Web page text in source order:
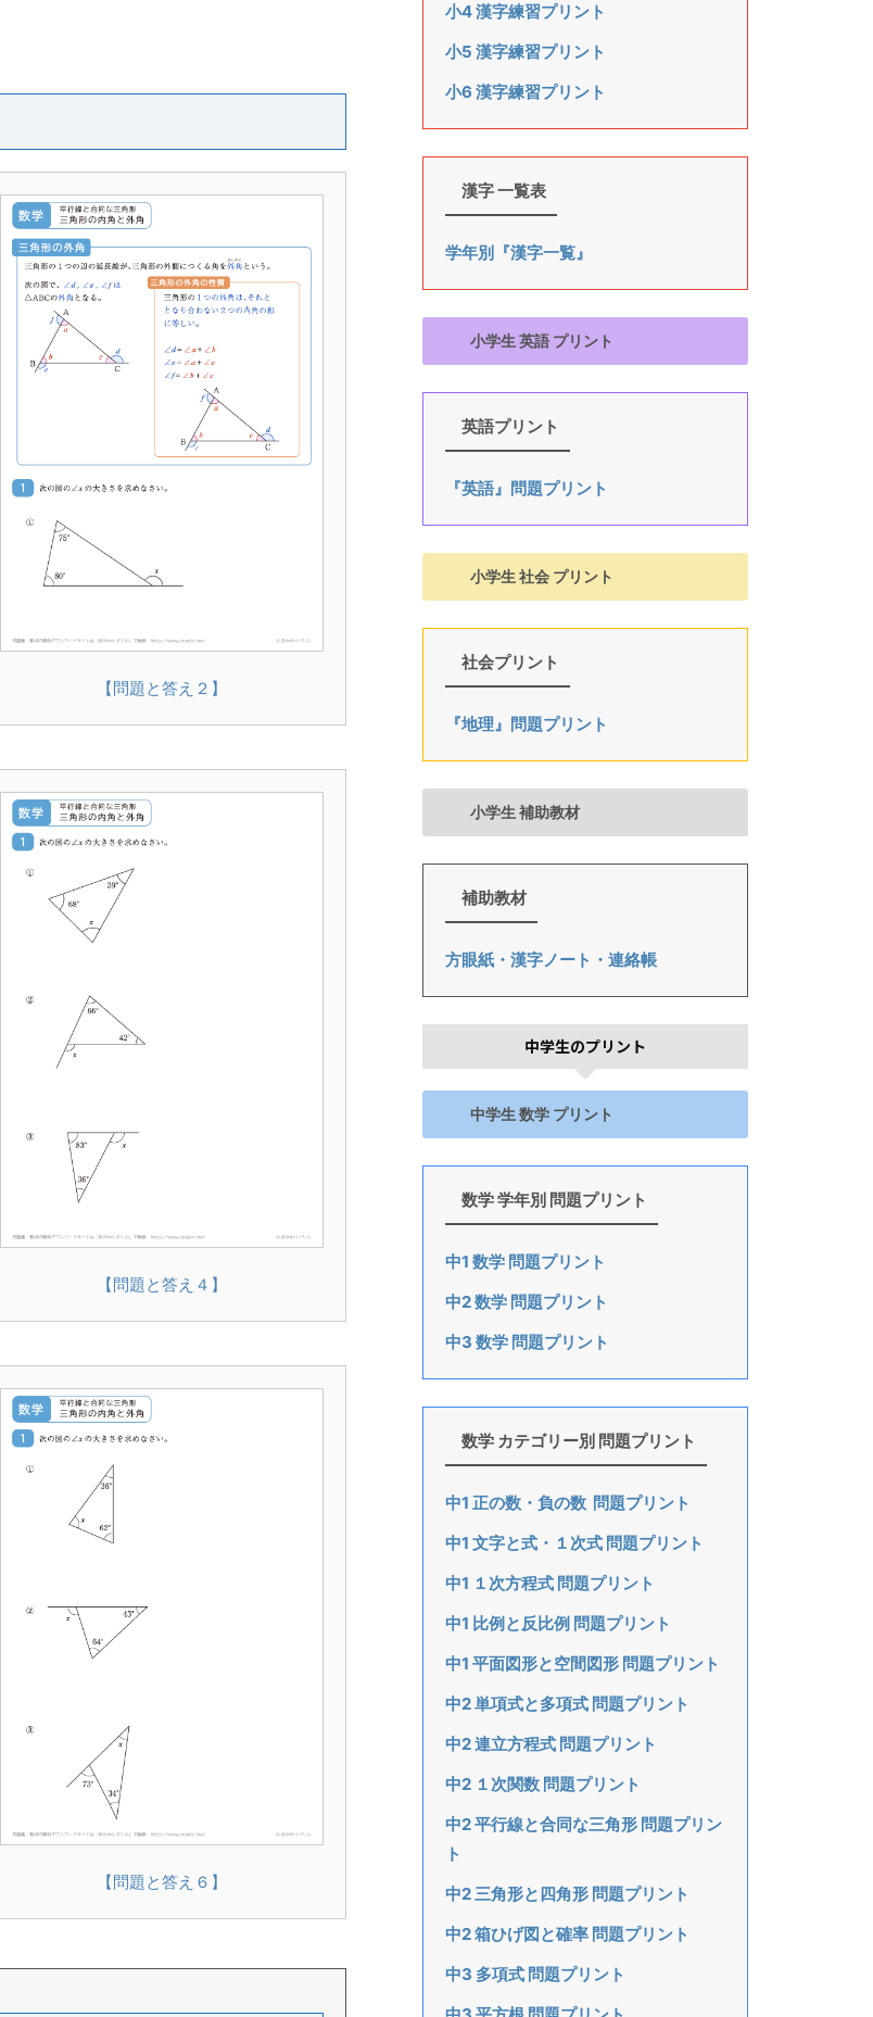
【問題と答え２】
【問題と答え４】
【問題と答え６】
小4 漢字練習プリント
小5 漢字練習プリント
小6 漢字練習プリント
漢字 一覧表
学年別『漢字一覧』
小学生 英語 プリント
英語プリント
『英語』問題プリント
小学生 社会 プリント
社会プリント
『地理』問題プリント
小学生 補助教材
補助教材
方眼紙・漢字ノート・連絡帳
中学生のプリント
中学生 数学 プリント
数学 学年別 問題プリント
中1 数学 問題プリント
中2 数学 問題プリント
中3 数学 問題プリント
数学 カテゴリー別 問題プリント
中1 正の数・負の数 問題プリント
中1 文字と式・１次式 問題プリント
中1 １次方程式 問題プリント
中1 比例と反比例 問題プリント
中1 平面図形と空間図形 問題プリント
中2 単項式と多項式 問題プリント
中2 連立方程式 問題プリント
中2 １次関数 問題プリント
中2 平行線と合同な三角形 問題プリン
ト
中2 三角形と四角形 問題プリント
中2 箱ひげ図と確率 問題プリント
中3 多項式 問題プリント